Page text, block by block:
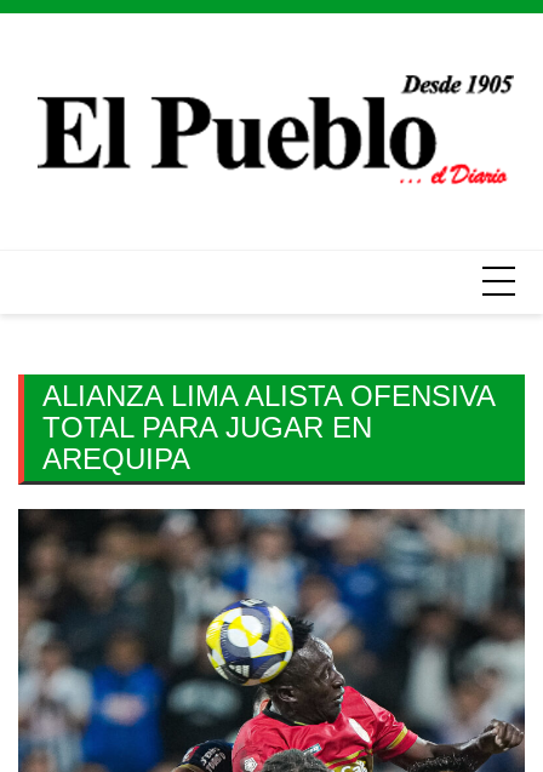
Skip
ALIANZA LIMA ALISTA OFENSIVA
TOTAL PARA JUGAR EN
AREQUIPA